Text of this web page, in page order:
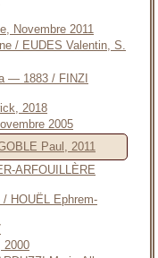
Novembre 2011
/ EUDES Valentin, S.
— 1883 / FINZI
2018
2005
Paul, 2011
ARFOUILLÈRE
HOUËL Ephrem-
2000